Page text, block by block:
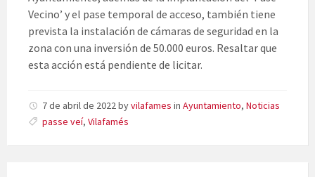
Vecino’ y el pase temporal de acceso, también tiene
prevista la instalación de cámaras de seguridad en la
zona con una inversión de 50.000 euros. Resaltar que
esta acción está pendiente de licitar.
7 de abril de 2022byvilafames in Ayuntamiento, Noticias
passe veí, Vilafamés